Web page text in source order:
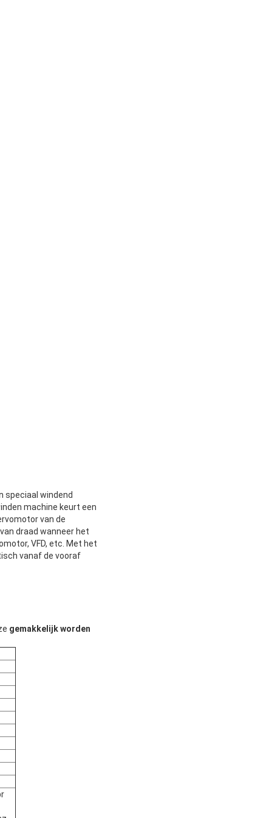
speciaal windend
machine keurt een
van de
draad wanneer het
VFD, etc. Met het
vanaf de vooraf
gemakkelijk worden